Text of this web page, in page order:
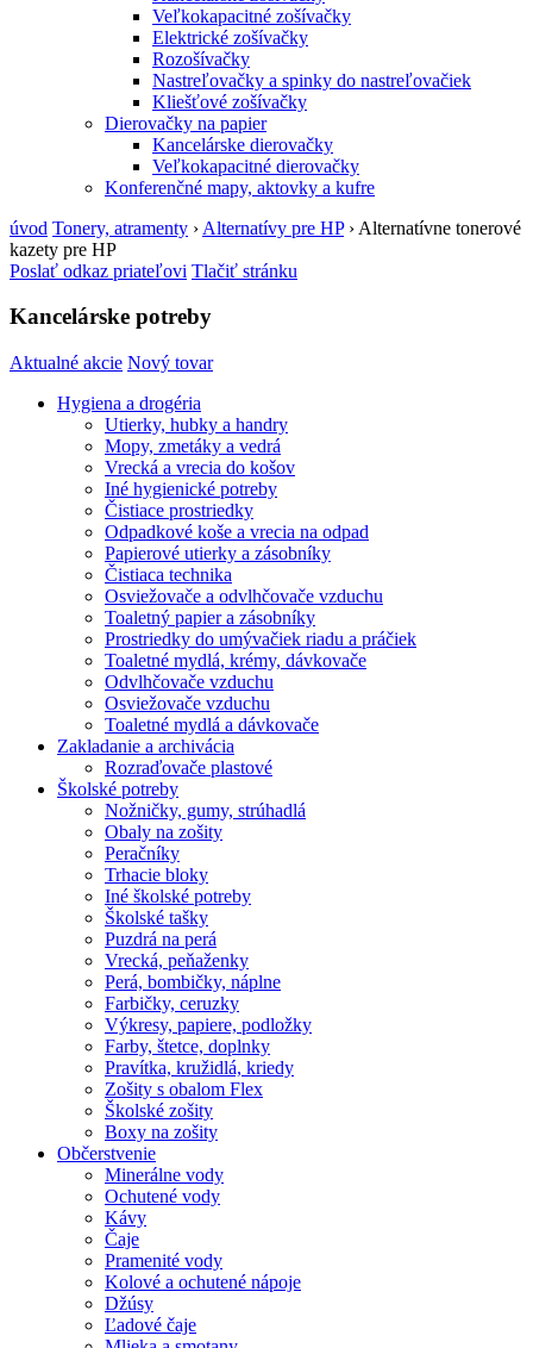
Veľkokapacitné zošívačky
Elektrické zošívačky
Rozošívačky
Nastreľovačky a spinky do nastreľovačiek
Kliešťové zošívačky
Dierovačky na papier
Kancelárske dierovačky
Veľkokapacitné dierovačky
Konferenčné mapy, aktovky a kufre
úvod Tonery, atramenty › Alternatívy pre HP› Alternatívne tonerové
kazety pre HP
Poslať odkaz priateľovi Tlačiť stránku
Kancelárske potreby
Aktualné akcie Nový tovar
Hygiena a drogéria
Utierky, hubky a handry
Mopy, zmetáky a vedrá
Vrecká a vrecia do košov
Iné hygienické potreby
Čistiace prostriedky
Odpadkové koše a vrecia na odpad
Papierové utierky a zásobníky
Čistiaca technika
Osviežovače a odvlhčovače vzduchu
Toaletný papier a zásobníky
Prostriedky do umývačiek riadu a práčiek
Toaletné mydlá, krémy, dávkovače
Odvlhčovače vzduchu
Osviežovače vzduchu
Toaletné mydlá a dávkovače
Zakladanie a archivácia
Rozraďovače plastové
Školské potreby
Nožničky, gumy, strúhadlá
Obaly na zošity
Peračníky
Trhacie bloky
Iné školské potreby
Školské tašky
Puzdrá na perá
Vrecká, peňaženky
Perá, bombičky, náplne
Farbičky, ceruzky
Výkresy, papiere, podložky
Farby, štetce, doplnky
Pravítka, kružidlá, kriedy
Zošity s obalom Flex
Školské zošity
Boxy na zošity
Občerstvenie
Minerálne vody
Ochutené vody
Kávy
Čaje
Pramenité vody
Kolové a ochutené nápoje
Džúsy
Ľadové čaje